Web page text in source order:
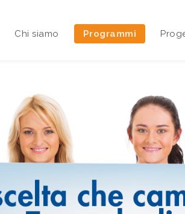
Chi siamo
Area riservata Sedi Territoriali
Programmi